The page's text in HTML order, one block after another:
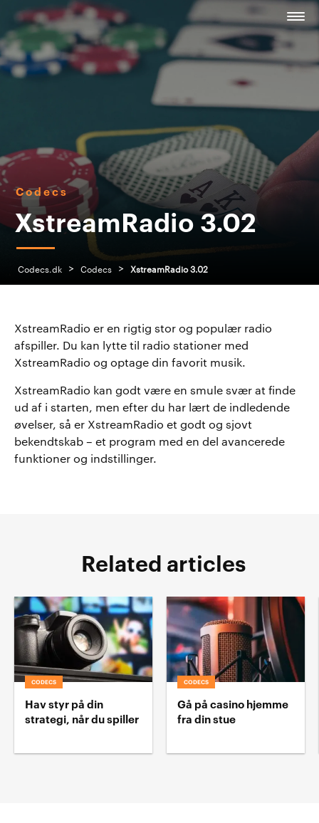
Codecs
XstreamRadio 3.02
Codecs.dk > Codecs > XstreamRadio 3.02
XstreamRadio er en rigtig stor og populær radio
afspiller. Du kan lytte til radio stationer med
XstreamRadio og optage din favorit musik.
XstreamRadio kan godt være en smule svær at finde
ud af i starten, men efter du har lært de indledende
øvelser, så er XstreamRadio et godt og sjovt
bekendtskab – et program med en del avancerede
funktioner og indstillinger.
Related articles
CODECS
Hav styr på din
strategi, når du spiller
CODECS
Gå på casino hjemme
fra din stue